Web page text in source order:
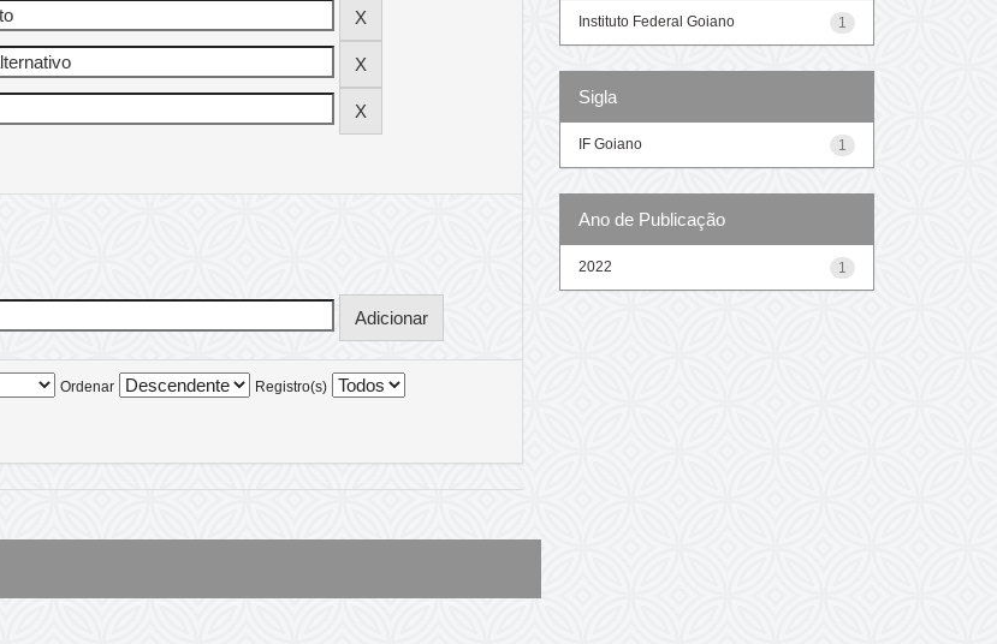
Ordenar Registro(s)
1
Instituto Federal Goiano
Sigla
1
IF Goiano
Ano de Publicação
1
2022